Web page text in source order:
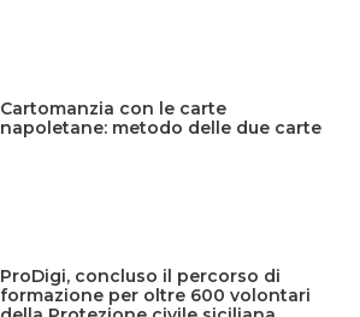
Cartomanzia con le carte
napoletane: metodo delle due carte
ProDigi, concluso il percorso di
formazione per oltre 600 volontari